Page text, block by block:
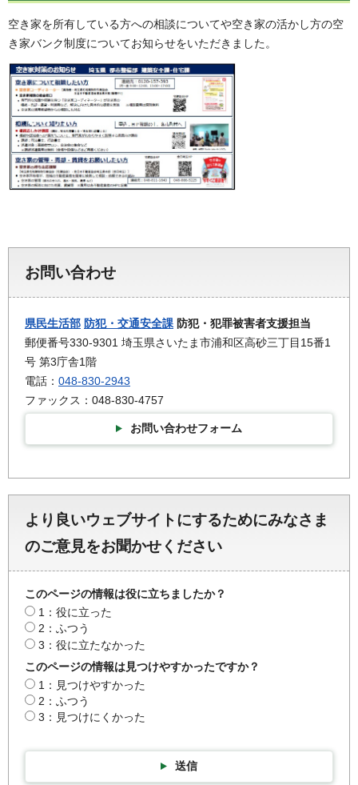
空き家を所有している方への相談についてや空き家の活かし方の空
き家バンク制度についてお知らせをいただきました。
お問い合わせ
県民生活部 防犯・交通安全課 防犯・犯罪被害者支援担当
郵便番号330-9301 埼玉県さいたま市浦和区高砂三丁目15番1
号 第3庁舎1階
電話： 048-830-2943
ファックス：048-830-4757
お問い合わせフォーム
より良いウェブサイトにするためにみなさま
のご意見をお聞かせください
このページの情報は役に立ちましたか？
1：役に立った
2：ふつう
3：役に立たなかった
このページの情報は見つけやすかったですか？
1：見つけやすかった
2：ふつう
3：見つけにくかった
送信